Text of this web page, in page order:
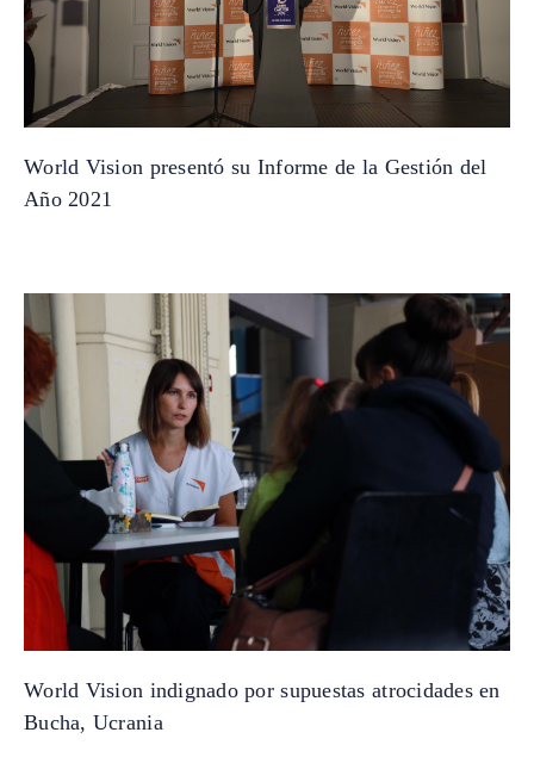
World Vision presentó su Informe de la Gestión del
Año 2021
World Vision indignado por supuestas atrocidades en
Bucha, Ucrania